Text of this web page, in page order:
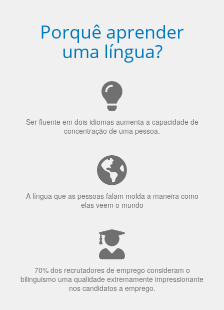
Porquê aprender
uma língua?
Ser fluente em dois idiomas aumenta a capacidade de
concentração de uma pessoa.
A língua que as pessoas falam molda a maneira como
elas veem o mundo
70% dos recrutadores de emprego consideram o
bilinguismo uma qualidade extremamente impressionante
nos candidatos a emprego.